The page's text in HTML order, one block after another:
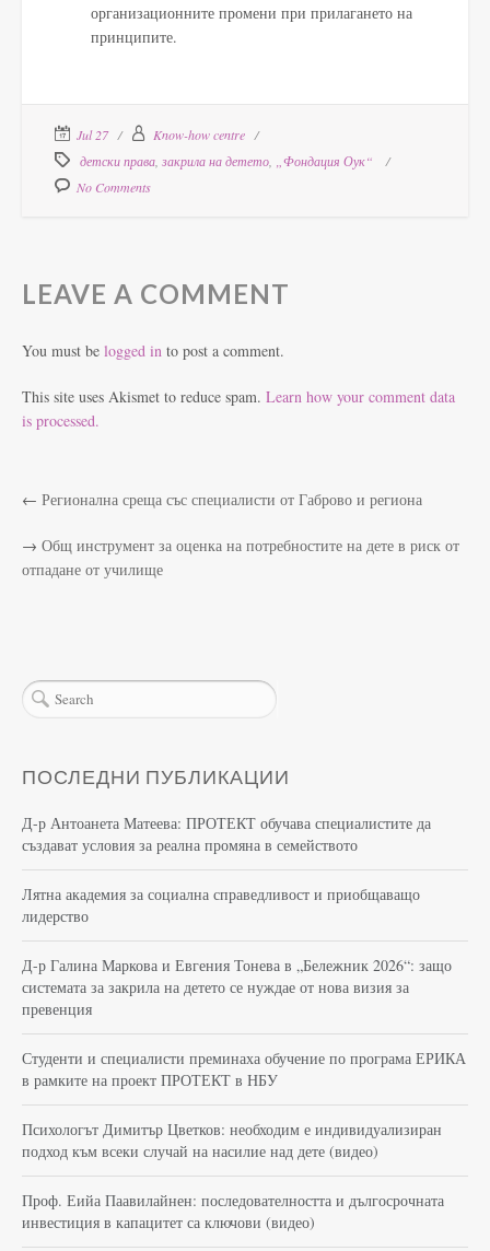
организационните промени при прилагането на
принципите.
Jul 27
Know-how centre
детски права закрила на детето
„Фондация Оук“
No Comments
LEAVE A COMMENT
You must be logged in to post a comment.
This site uses Akismet to reduce spam. Learn how your comment data
is processed.
← Регионална среща със специалисти от Габрово и региона
→ Общ инструмент за оценка на потребностите на дете в риск от
отпадане от училище
ПОСЛЕДНИ ПУБЛИКАЦИИ
Д-р Антоанета Матеева: ПРОТЕКТ обучава специалистите да
създават условия за реална промяна в семейството
Лятна академия за социална справедливост и приобщаващо
лидерство
Д-р Галина Маркова и Евгения Тонева в „Бележник 2026“: защо
системата за закрила на детето се нуждае от нова визия за
превенция
Студенти и специалисти преминаха обучение по програма ЕРИКА
в рамките на проект ПРОТЕКТ в НБУ
Психологът Димитър Цветков: необходим е индивидуализиран
подход към всеки случай на насилие над дете (видео)
Проф. Еийа Паавилайнен: последователността и дългосрочната
инвестиция в капацитет са ключови (видео)